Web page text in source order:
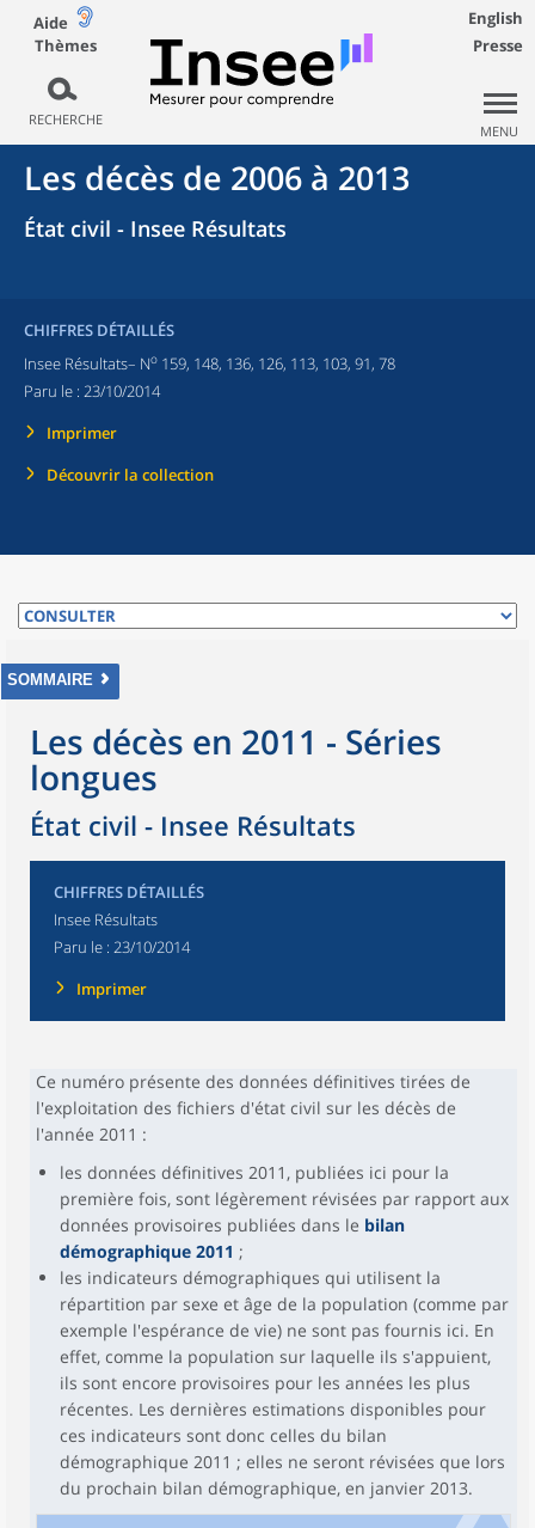
Aide
Thèmes
RECHERCHE
English
Presse
MENU
Les décès de 2006 à 2013
État civil - Insee Résultats
CHIFFRES DÉTAILLÉS
Insee Résultats– No 159, 148, 136, 126, 113, 103, 91, 78
Paru le : 23/10/2014
Imprimer
Découvrir la collection
SOMMAIRE
Les décès en 2011 - Séries
longues
État civil - Insee Résultats
CHIFFRES DÉTAILLÉS
Insee Résultats
Paru le : 23/10/2014
Imprimer
Ce numéro présente des données définitives tirées de
l'exploitation des fichiers d'état civil sur les décès de
l'année 2011 :
les données définitives 2011, publiées ici pour la
première fois, sont légèrement révisées par rapport aux
données provisoires publiées dans le bilan
démographique 2011 ;
les indicateurs démographiques qui utilisent la
répartition par sexe et âge de la population (comme par
exemple l'espérance de vie) ne sont pas fournis ici. En
effet, comme la population sur laquelle ils s'appuient,
ils sont encore provisoires pour les années les plus
récentes. Les dernières estimations disponibles pour
ces indicateurs sont donc celles du bilan
démographique 2011 ; elles ne seront révisées que lors
du prochain bilan démographique, en janvier 2013.